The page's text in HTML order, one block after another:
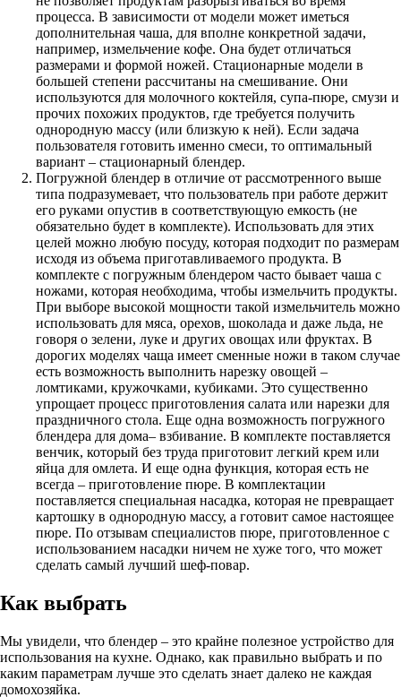
процесса. В зависимости от модели может иметься
дополнительная чаша, для вполне конкретной задачи,
например, измельчение кофе. Она будет отличаться
размерами и формой ножей. Стационарные модели в
большей степени рассчитаны на смешивание. Они
используются для молочного коктейля, супа-пюре, смузи и
прочих похожих продуктов, где требуется получить
однородную массу (или близкую к ней). Если задача
пользователя готовить именно смеси, то оптимальный
вариант – стационарный блендер.
Погружной блендер в отличие от рассмотренного выше
типа подразумевает, что пользователь при работе держит
его руками опустив в соответствующую емкость (не
обязательно будет в комплекте). Использовать для этих
целей можно любую посуду, которая подходит по размерам
исходя из объема приготавливаемого продукта. В
комплекте с погружным блендером часто бывает чаша с
ножами, которая необходима, чтобы измельчить продукты.
При выборе высокой мощности такой измельчитель можно
использовать для мяса, орехов, шоколада и даже льда, не
говоря о зелени, луке и других овощах или фруктах. В
дорогих моделях чаща имеет сменные ножи в таком случае
есть возможность выполнить нарезку овощей –
ломтиками, кружочками, кубиками. Это существенно
упрощает процесс приготовления салата или нарезки для
праздничного стола. Еще одна возможность погружного
блендера для дома– взбивание. В комплекте поставляется
венчик, который без труда приготовит легкий крем или
яйца для омлета. И еще одна функция, которая есть не
всегда – приготовление пюре. В комплектации
поставляется специальная насадка, которая не превращает
картошку в однородную массу, а готовит самое настоящее
пюре. По отзывам специалистов пюре, приготовленное с
использованием насадки ничем не хуже того, что может
сделать самый лучший шеф-повар.
Как выбрать
Мы увидели, что блендер – это крайне полезное устройство для
использования на кухне. Однако, как правильно выбрать и по
каким параметрам лучше это сделать знает далеко не каждая
домохозяйка.